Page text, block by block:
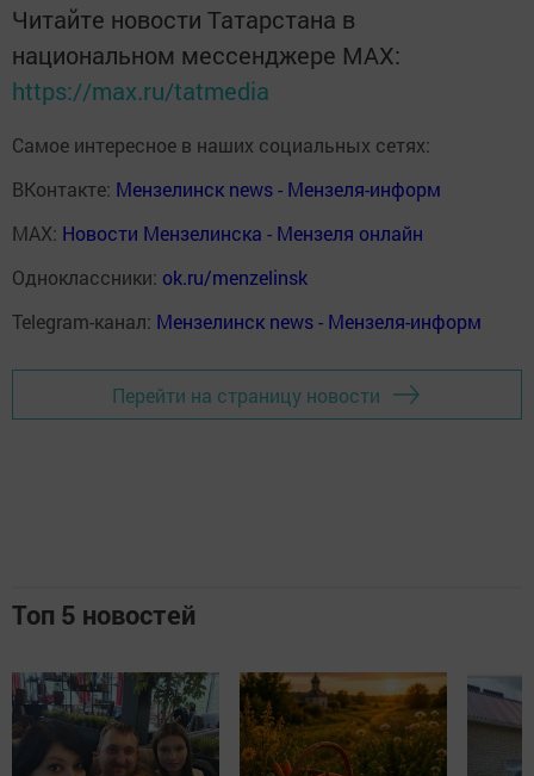
Читайте новости Татарстана в
национальном мессенджере MАХ:
https://max.ru/tatmedia
Самое интересное в наших социальных сетях:
ВКонтакте: Мензелинск news - Мензеля-информ
MAX: Новости Мензелинска - Мензеля онлайн
Одноклассники: ok.ru/menzelinsk
Telegram-канал: Мензелинск news - Мензеля-информ
Перейти на страницу новости
Топ 5 новостей